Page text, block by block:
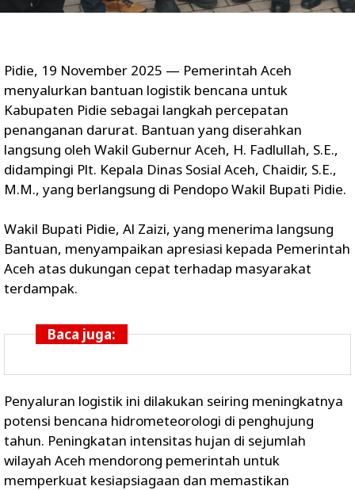
Pidie, 19 November 2025 — Pemerintah Aceh
menyalurkan bantuan logistik bencana untuk
Kabupaten Pidie sebagai langkah percepatan
penanganan darurat. Bantuan yang diserahkan
langsung oleh Wakil Gubernur Aceh, H. Fadlullah, S.E.,
didampingi Plt. Kepala Dinas Sosial Aceh, Chaidir, S.E.,
M.M., yang berlangsung di Pendopo Wakil Bupati Pidie.
Wakil Bupati Pidie, Al Zaizi, yang menerima langsung
Bantuan, menyampaikan apresiasi kepada Pemerintah
Aceh atas dukungan cepat terhadap masyarakat
terdampak.
Baca juga:
Penyaluran logistik ini dilakukan seiring meningkatnya
potensi bencana hidrometeorologi di penghujung
tahun. Peningkatan intensitas hujan di sejumlah
wilayah Aceh mendorong pemerintah untuk
memperkuat kesiapsiagaan dan memastikan